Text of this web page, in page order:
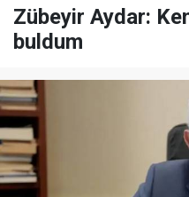
Zübeyir Aydar:
buldum